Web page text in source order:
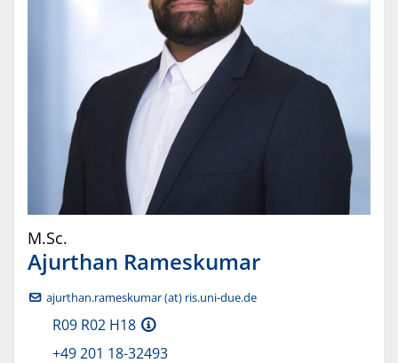
M.Sc.
Ajurthan Rameskumar
ajurthan.rameskumar (at) ris.uni-due.de
R09 R02 H18
+49 201 18-32493